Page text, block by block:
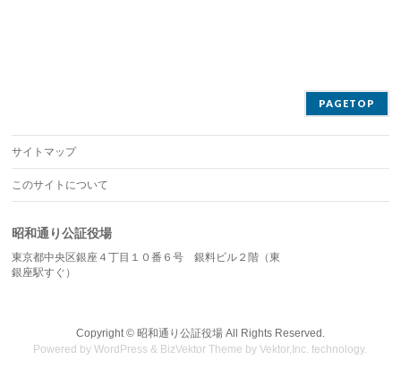
PAGETOP
サイトマップ
このサイトについて
昭和通り公証役場
東京都中央区銀座４丁目１０番６号 銀料ビル２階（東
銀座駅すぐ）
Copyright © 昭和通り公証役場All Rights Reserved.
Powered byWordPress & BizVektor Theme byVektor,Inc. technology.